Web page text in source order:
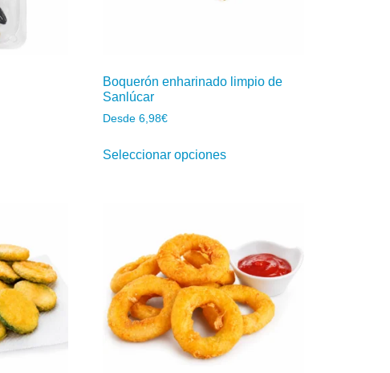
Boquerón enharinado limpio de
Sanlúcar
Desde6,98€
Seleccionar opciones